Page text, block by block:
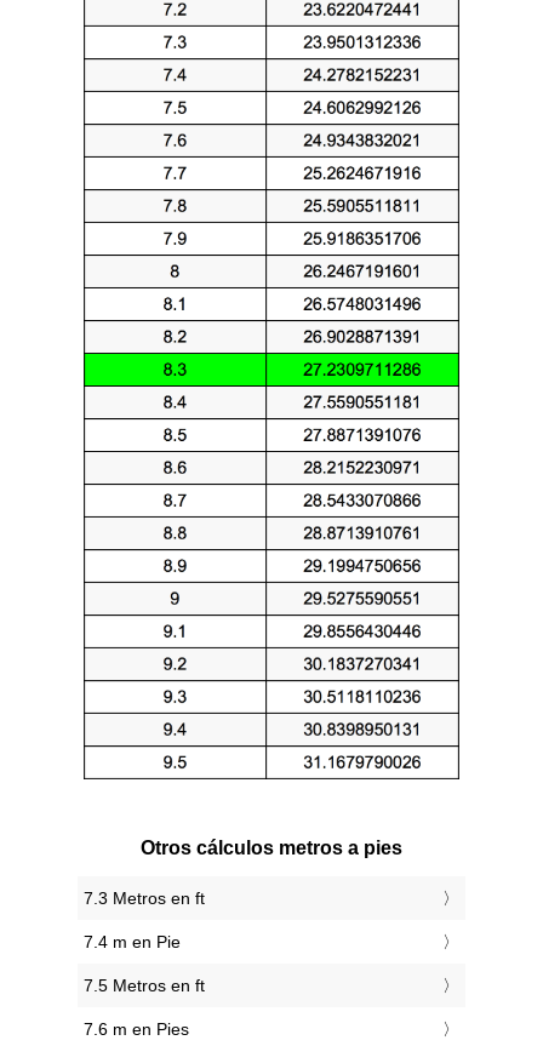
Otros cálculos metros a pies
7.3 Metros en ft
7.4 m en Pie
7.5 Metros en ft
7.6 m en Pies